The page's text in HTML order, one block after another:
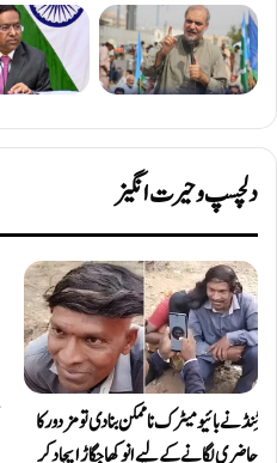
دلچسپ و حیرت انگیز
ٹِنڈ نے بائیومیٹرک ناممکن بنا دی تو مزدور کا
حاضری لگانے کے لیے انوکھا جگاڑ ایجاد کر